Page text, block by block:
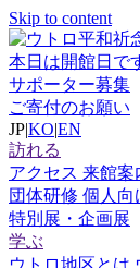
Skip to content
本日は開館日で
サポーター募集
ご寄付のお願い
JP|KO|EN
訪れる
アクセス 来館案
団体研修 個人向
特別展・企画展
学ぶ
ウトロ地区とは